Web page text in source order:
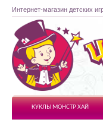
Интернет-магазин детских
Чудесарик
КУКЛЫ МОНСТР ХАЙ